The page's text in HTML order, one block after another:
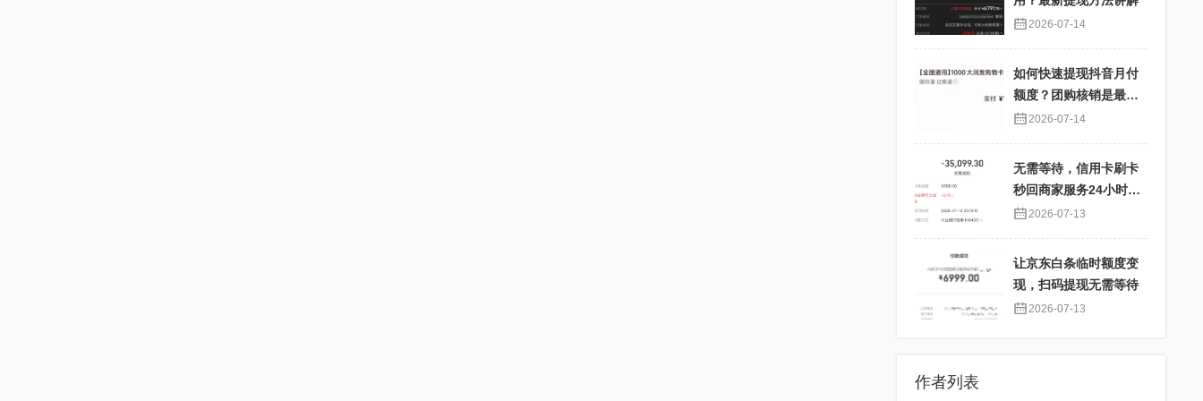
2026-07-14
如何快速提现抖音月付
额度？团购核销是最佳
选择！
2026-07-14
无需等待，信用卡刷卡
秒回商家服务24小时在
线 2026-07-13
让京东白条临时额度变
现，扫码提现无需等待
2026-07-13
作者列表